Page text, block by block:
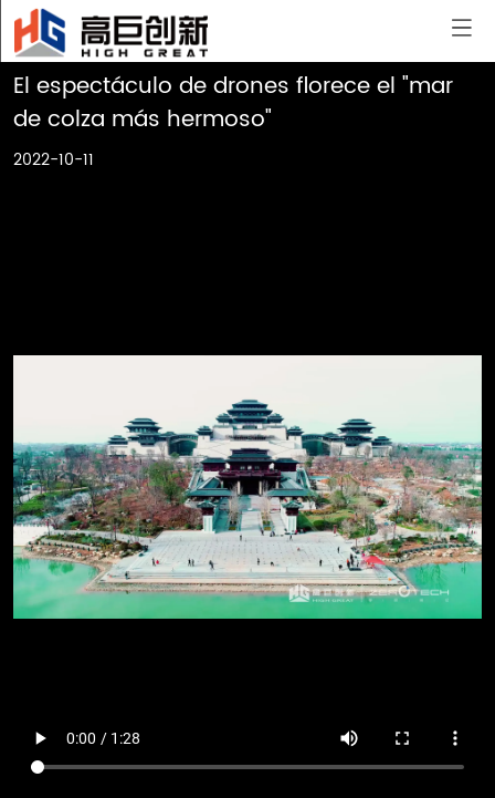
Casa > Caso de Formación El espectáculo de
El espectáculo de drones florece el "mar
de colza más hermoso"
2022-10-11